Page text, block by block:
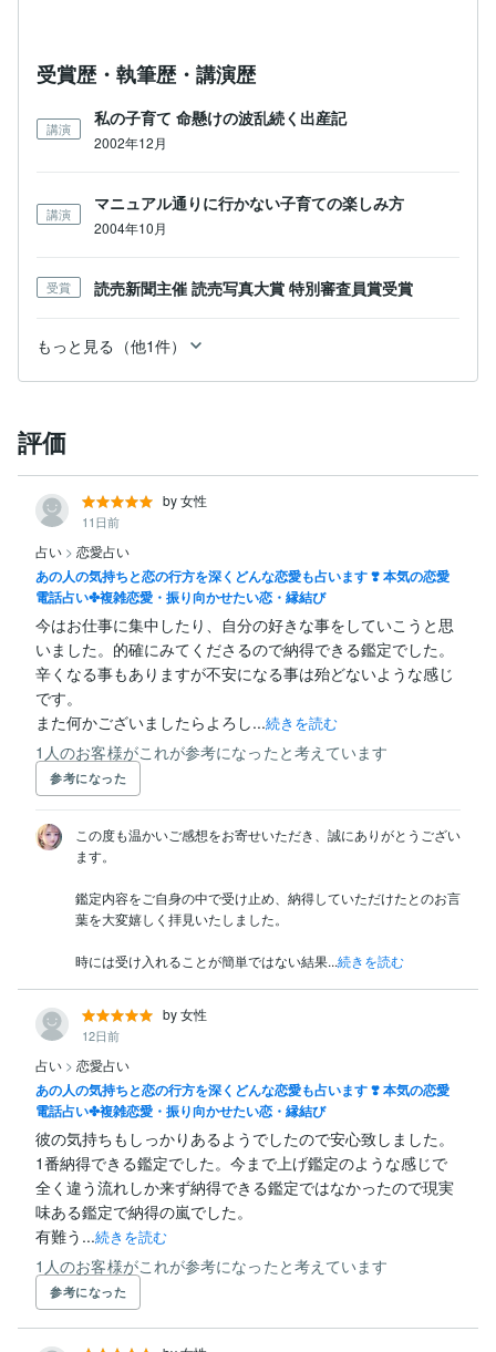
受賞歴・執筆歴・講演歴
講演
私の子育て 命懸けの波乱続く出産記
2002年12月
講演
マニュアル通りに行かない子育ての楽しみ方
2004年10月
受賞 読売新聞主催 読売写真大賞 特別審査員賞受賞
もっと見る（他1件）
評価
by 女性
11日前
占い > 恋愛占い
あの人の気持ちと恋の行方を深くどんな恋愛も占います ❣️ 本気の恋愛
電話占い✤複雑恋愛・振り向かせたい恋・縁結び
今はお仕事に集中したり、自分の好きな事をしていこうと思
いました。的確にみてくださるので納得できる鑑定でした。
辛くなる事もありますが不安になる事は殆どないような感じ
です。
また何かございましたらよろし...続きを読む
1人のお客様がこれが参考になったと考えています
参考になった
この度も温かいご感想をお寄せいただき、誠にありがとうござい
ます。
鑑定内容をご自身の中で受け止め、納得していただけたとのお言
葉を大変嬉しく拝見いたしました。
時には受け入れることが簡単ではない結果...続きを読む
by 女性
12日前
占い > 恋愛占い
あの人の気持ちと恋の行方を深くどんな恋愛も占います ❣️ 本気の恋愛
電話占い✤複雑恋愛・振り向かせたい恋・縁結び
彼の気持ちもしっかりあるようでしたので安心致しました。
1番納得できる鑑定でした。今まで上げ鑑定のような感じで
全く違う流れしか来ず納得できる鑑定ではなかったので現実
味ある鑑定で納得の嵐でした。
有難う...続きを読む
1人のお客様がこれが参考になったと考えています
参考になった